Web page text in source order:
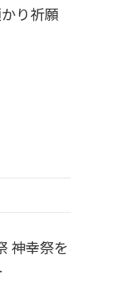
り祈願
神幸祭を